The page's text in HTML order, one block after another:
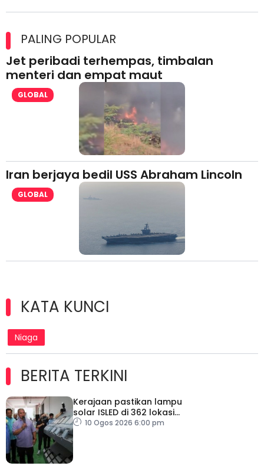
lesen separuh pertama 2026
PALING POPULAR
Jet peribadi terhempas, timbalan
menteri dan empat maut
GLOBAL
Iran berjaya bedil USS Abraham Lincoln
GLOBAL
KATA KUNCI
Niaga
BERITA TERKINI
Kerajaan pastikan lampu
solar ISLED di 362 lokasi
berkualiti, selamat
10 Ogos 2026 6:00 pm